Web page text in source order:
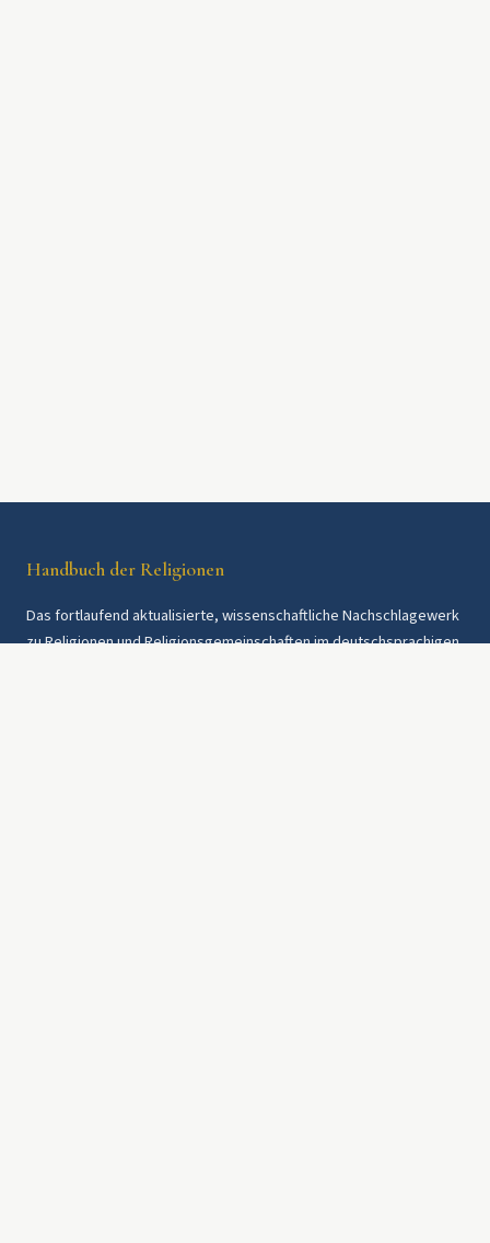
Handbuch der Religionen
Das fortlaufend aktualisierte, wissenschaftliche Nachschlagewerk
zu Religionen und Religionsgemeinschaften im deutschsprachigen